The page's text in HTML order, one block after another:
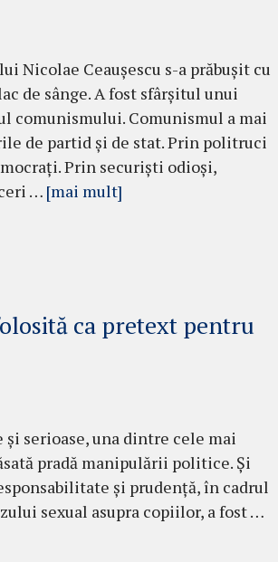
Nicolae Ceaușescu s-a prăbușit cu
de sânge. A fost sfârșitul unui
comunismului. Comunismul a mai
de partid și de stat. Prin politruci
Prin securiști odioși,
… [mai mult]
ca pretext pentru
serioase, una dintre cele mai
pradă manipulării politice. Și
și prudență, în cadrul
sexual asupra copiilor, a fost …